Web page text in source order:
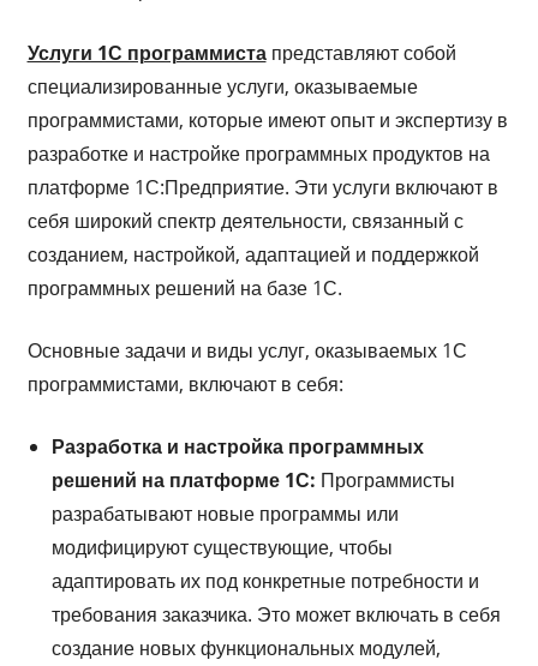
Услуги 1С программистапредставляют собой
специализированные услуги, оказываемые
программистами, которые имеют опыт и экспертизу в
разработке и настройке программных продуктов на
платформе 1С:Предприятие. Эти услуги включают в
себя широкий спектр деятельности, связанный с
созданием, настройкой, адаптацией и поддержкой
программных решений на базе 1С.
Основные задачи и виды услуг, оказываемых 1С
программистами, включают в себя:
Разработка и настройка программных
решений на платформе 1С: Программисты
разрабатывают новые программы или
модифицируют существующие, чтобы
адаптировать их под конкретные потребности и
требования заказчика. Это может включать в себя
создание новых функциональных модулей,